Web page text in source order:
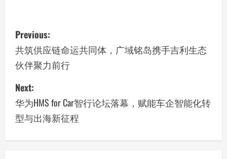
P
o
s
t
n
a
Previous:
共筑供应链命运共同体，广域铭岛携手吉利生态
伙伴聚力前行
Next:
华为HMS for Car智行论坛落幕，赋能车企智能化转
型与出海新征程